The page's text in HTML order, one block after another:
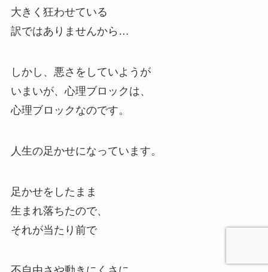
大きく狂わせている
訳ではありませんから…
しかし、悪さをしていようが
いまいが、心理ブロックは、
心理ブロックなのです。
人生の足かせになっています。
足かせをしたまま
生まれ落ちたので、
それが当たり前で